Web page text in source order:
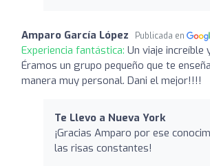
Amparo García López Publicada en
Experiencia fantástica: Un viaje increíble
Éramos un grupo pequeño que te
manera muy personal. Dani el mejor!!!!
Te Llevo a Nueva York
¡Gracias Amparo por ese
las risas constantes!